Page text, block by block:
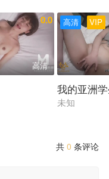
0.0
高清
VIP
高清
我的亚洲
未知
共0 条评论